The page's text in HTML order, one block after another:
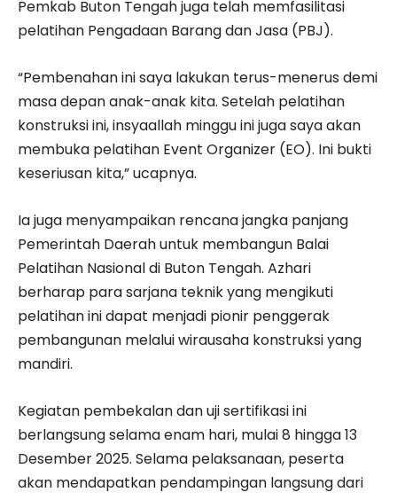
Pemkab Buton Tengah juga telah memfasilitasi
pelatihan Pengadaan Barang dan Jasa (PBJ).
“Pembenahan ini saya lakukan terus-menerus demi
masa depan anak-anak kita. Setelah pelatihan
konstruksi ini, insyaallah minggu ini juga saya akan
membuka pelatihan Event Organizer (EO). Ini bukti
keseriusan kita,” ucapnya.
Ia juga menyampaikan rencana jangka panjang
Pemerintah Daerah untuk membangun Balai
Pelatihan Nasional di Buton Tengah. Azhari
berharap para sarjana teknik yang mengikuti
pelatihan ini dapat menjadi pionir penggerak
pembangunan melalui wirausaha konstruksi yang
mandiri.
Kegiatan pembekalan dan uji sertifikasi ini
berlangsung selama enam hari, mulai 8 hingga 13
Desember 2025. Selama pelaksanaan, peserta
akan mendapatkan pendampingan langsung dari